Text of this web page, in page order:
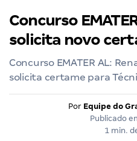
Concurso
solicita novo
Concurso EMATER AL:
solicita certame para
Por Equipe do
Publicado
1 min.